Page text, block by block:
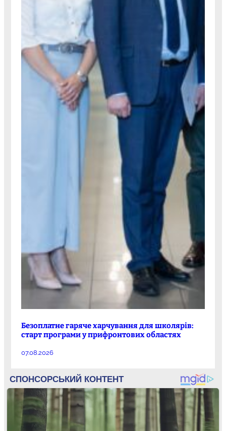
Безоплатне гаряче харчування для школярів:
старт програми у прифронтових областях
07.08.2026